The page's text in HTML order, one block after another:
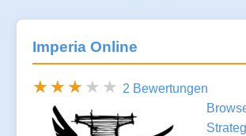
Imperia Online
2 Bewertungen